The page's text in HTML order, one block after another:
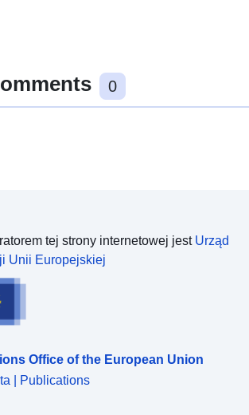
0
tej strony internetowej jest Urząd
Unii Europejskiej
Office of the European Union
| Publications